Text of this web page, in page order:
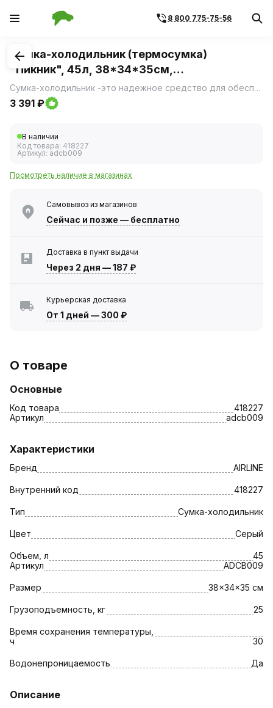
8 800 775-75-56
1/4
Сумка-холодильник (термосумка)
"Пикник", 45л, 38*34*35см,
водонепр.,серая (AIRLINE)
Сумка-холодильник -это надежное средство для обеспечения необходимой температуры и поддержания ее на протяжении длительного периода времени для транспортировки продуктов или других веществ.
3 391 ₽
В наличии
Код товара: 418227
Артикул: adcb009
Посмотреть наличие в магазинах
Самовывоз из магазинов
Сейчас и позже — бесплатно
Доставка в пункт выдачи
Через 2 дня —187 ₽
Курьерская доставка
От 1 дней —300 ₽
О товаре
Основные
Код товара
418227
Артикул
adcb009
Характеристики
Бренд AIRLINE
Внутренний код 418227
Тип Сумка-холодильник
Цвет Серый
Объем, л
45
Артикул
ADCB009
Размер 38x34x35 см
Грузоподъемность, кг 25
Время сохранения температуры,
ч
30
Водонепроницаемость Да
Описание